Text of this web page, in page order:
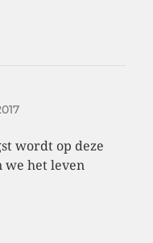
wordt op deze
we het leven